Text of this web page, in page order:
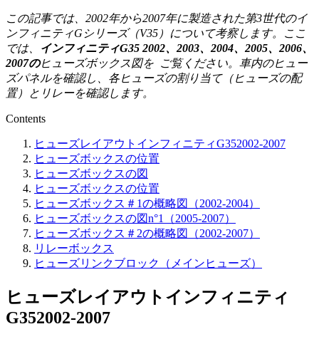
この記事では、2002年から2007年に製造された第3世代のイ
ンフィニティGシリーズ（V35）について考察します。ここ
では、
インフィニティG35 2002、2003、2004、2005、2006、
2007のヒューズボックス図を ご覧ください。車内のヒュー
ズパネルを確認し、各ヒューズの割り当て（ヒューズの配
置）とリレーを確認します。
Contents
ヒューズレイアウトインフィニティG352002-2007
ヒューズボックスの位置
ヒューズボックスの図
ヒューズボックスの位置
ヒューズボックス＃1の概略図（2002-2004）
ヒューズボックスの図n°1（2005-2007）
ヒューズボックス＃2の概略図（2002-2007）
リレーボックス
ヒューズリンクブロック（メインヒューズ）
ヒューズレイアウトインフィニティ
G352002-2007